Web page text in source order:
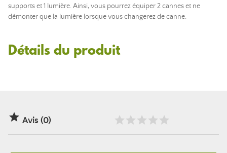
supports et 1 lumière. Ainsi, vous pourrez équiper 2 cannes et ne
démonter que la lumière lorsque vous changerez de canne.
Détails du produit
 Avis (0)